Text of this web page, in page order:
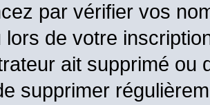
par vérifier vos
lors de votre
ait supprimé
supprimer